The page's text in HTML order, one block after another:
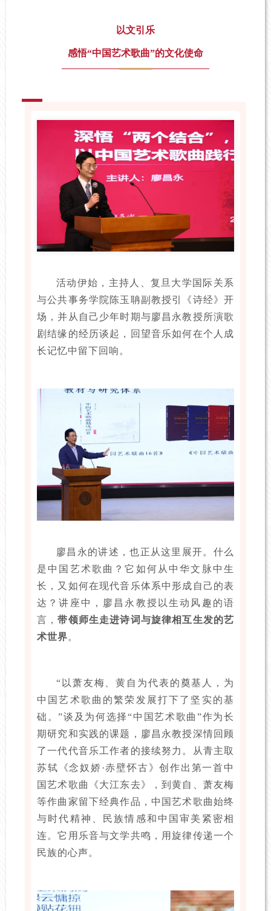
以文引乐
感悟“中国艺术歌曲”的文化使命
活动伊始，主持人、复旦大学国际关系
与公共事务学院陈玉聃副教授引《诗经》开
场，并从自己少年时期与廖昌永教授所演歌
剧结缘的经历谈起，回望音乐如何在个人成
长记忆中留下回响。
廖昌永的讲述，也正从这里展开。什么
是中国艺术歌曲？它如何从中华文脉中生
长，又如何在现代音乐体系中形成自己的表
达？讲座中，廖昌永教授以生动风趣的语
言，带领师生走进诗词与旋律相互生发的艺
术世界。
“以萧友梅、黄自为代表的奠基人，为
中国艺术歌曲的繁荣发展打下了坚实的基
础。”谈及为何选择“中国艺术歌曲”作为长
期研究和实践的课题，廖昌永教授深情回顾
了一代代音乐工作者的接续努力。从青主取
苏轼《念奴娇·赤壁怀古》创作出第一首中
国艺术歌曲《大江东去》，到黄自、萧友梅
等作曲家留下经典作品，中国艺术歌曲始终
与时代精神、民族情感和中国审美紧密相
连。它用乐音与文学共鸣，用旋律传递一个
民族的心声。